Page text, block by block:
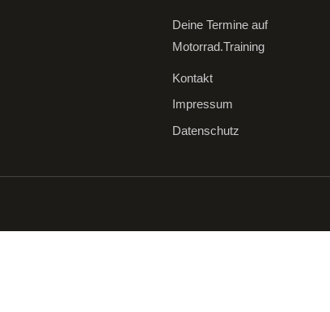
Deine Termine auf
Motorrad.Training
Kontakt
Impressum
Datenschutz